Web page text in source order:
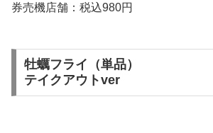
券売機店舗：税込980円
牡蠣フライ（単品）
テイクアウトver